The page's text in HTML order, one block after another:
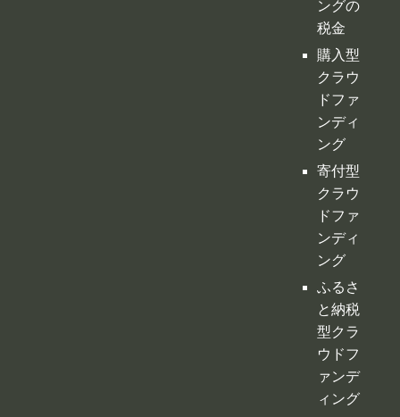
ングの
税金
購入型
クラウ
ドファ
ンディ
ング
寄付型
クラウ
ドファ
ンディ
ング
ふるさ
と納税
型クラ
ウドフ
ァンデ
ィング